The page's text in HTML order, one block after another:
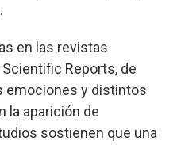
en las revistas
Reports, de
emociones y distintos
la aparición de
sostienen que una